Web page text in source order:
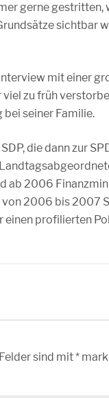
gerne gestritten,
sichtbar
mit einer
zu früh
seiner Familie.
die dann zur
ab 2006
von 2006 bis 2007
einen profilierten
sind mit*